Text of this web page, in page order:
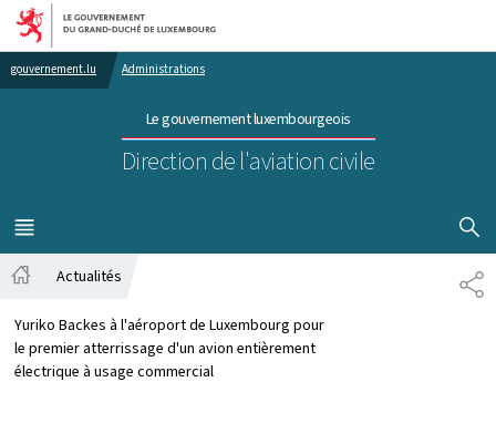
Aller au menu principal
Aller au contenu
gouvernement.lu Administrations
Le gouvernement luxembourgeois
Direction de l'aviation civile
MENU
PRINCIPAL
Actualités
Yuriko Backes à l'aéroport de Luxembourg pour
le premier atterrissage d'un avion entièrement
électrique à usage commercial